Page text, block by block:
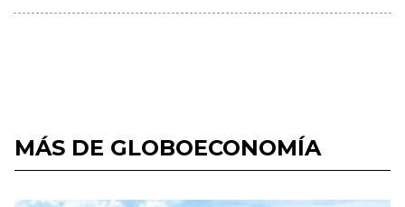
MÁS DE GLOBOECONOMÍA